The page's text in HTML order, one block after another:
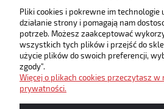
Jimi Hendrix: Smash Hits Vol.
Pliki cookies i pokrewne im
działanie strony i pomagają nam
potrzeb. Możesz zaakceptować
wszystkich tych plików i przejść do
użycie plików do swoich preferencji,
zgody".
Więcej o plikach cookies przeczytasz w
prywatności.